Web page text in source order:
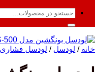
جستجو
خانه / لودسل / لودسل فشاری